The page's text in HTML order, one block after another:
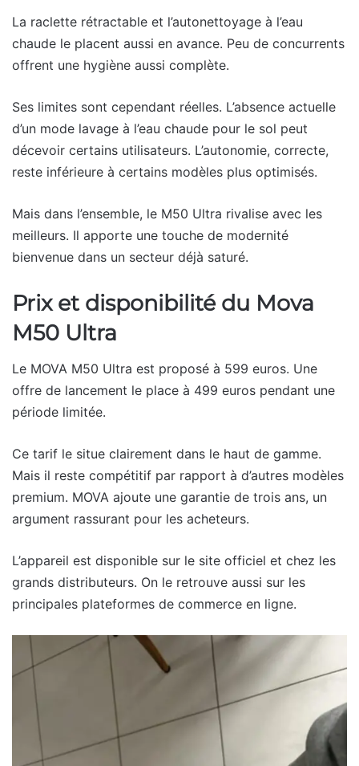
La raclette rétractable et l’autonettoyage à l’eau
chaude le placent aussi en avance. Peu de concurrents
offrent une hygiène aussi complète.
Ses limites sont cependant réelles. L’absence actuelle
d’un mode lavage à l’eau chaude pour le sol peut
décevoir certains utilisateurs. L’autonomie, correcte,
reste inférieure à certains modèles plus optimisés.
Mais dans l’ensemble, le M50 Ultra rivalise avec les
meilleurs. Il apporte une touche de modernité
bienvenue dans un secteur déjà saturé.
Prix et disponibilité du Mova
M50 Ultra
Le MOVA M50 Ultra est proposé à 599 euros. Une
offre de lancement le place à 499 euros pendant une
période limitée.
Ce tarif le situe clairement dans le haut de gamme.
Mais il reste compétitif par rapport à d’autres modèles
premium. MOVA ajoute une garantie de trois ans, un
argument rassurant pour les acheteurs.
L’appareil est disponible sur le site officiel et chez les
grands distributeurs. On le retrouve aussi sur les
principales plateformes de commerce en ligne.